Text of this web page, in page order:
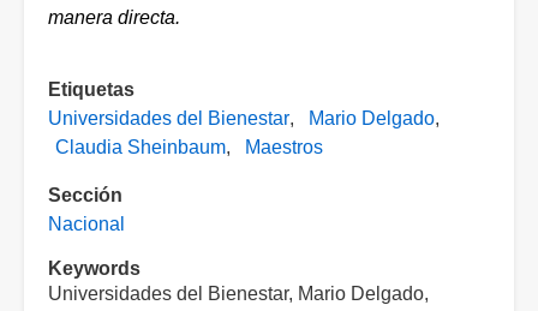
manera directa.
Etiquetas
Universidades del Bienestar
Mario Delgado
Claudia Sheinbaum
Maestros
Sección
Nacional
Keywords
Universidades del Bienestar, Mario Delgado,